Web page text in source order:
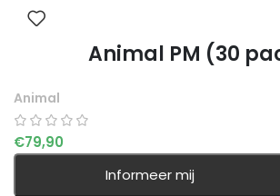
Animal PM (30
Animal
€79,90
Informeer mij